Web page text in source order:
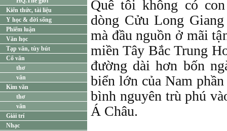
Kiến thức, tài liệu
Y học & đời sống
Phiếm luận
Văn học
Tạp văn, tùy bút
Cổ văn
thơ
văn
Kim văn
thơ
văn
Giải trí
Nhạc
Quê tôi không có
dòng Cửu Long
mà đầu nguồn ở mãi
miền Tây Bắc Trung
đường dài hơn bốn
biển lớn của Nam
bình nguyên trù phú
Á Châu.